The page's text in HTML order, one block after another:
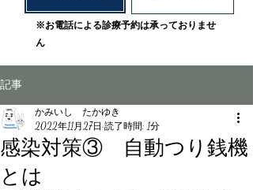
※お電話による診療予約は承っておりませ
ん
記事
感染対策③ 自動つり銭機
とは
かみいし たかゆき
2022年11月27日 読了時間: 1分